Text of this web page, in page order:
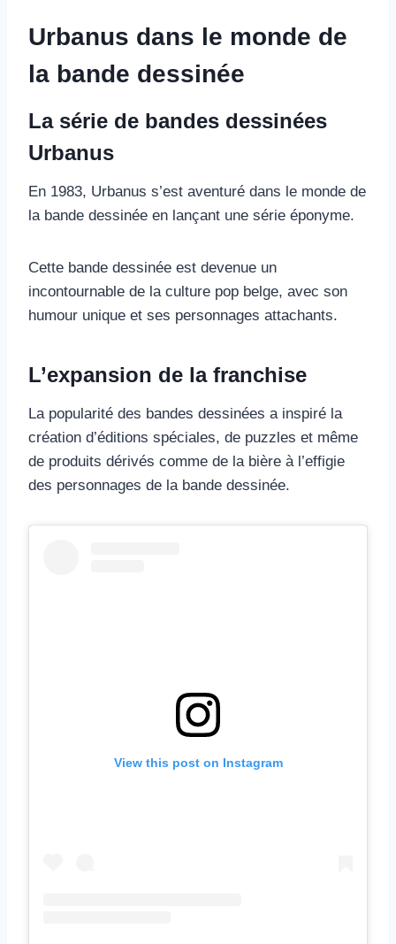
Urbanus dans le monde de
la bande dessinée
La série de bandes dessinées
Urbanus
En 1983, Urbanus s’est aventuré dans le monde de
la bande dessinée en lançant une série éponyme.
Cette bande dessinée est devenue un
incontournable de la culture pop belge, avec son
humour unique et ses personnages attachants.
L’expansion de la franchise
La popularité des bandes dessinées a inspiré la
création d’éditions spéciales, de puzzles et même
de produits dérivés comme de la bière à l’effigie
des personnages de la bande dessinée.
View this post on Instagram